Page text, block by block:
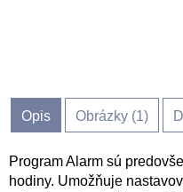
Opis Obrázky (1)
Program Alarm sú
hodiny. Umožňuje